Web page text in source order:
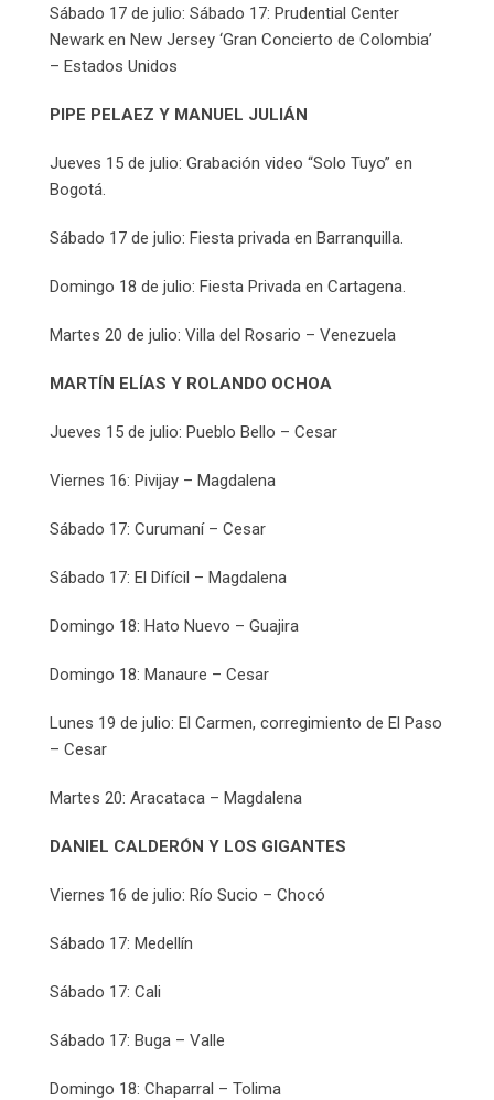
Sábado 17 de julio: Sábado 17: Prudential Center
Newark en New Jersey ‘Gran Concierto de Colombia’
– Estados Unidos
PIPE PELAEZ Y MANUEL JULIÁN
Jueves 15 de julio: Grabación video “Solo Tuyo” en
Bogotá.
Sábado 17 de julio: Fiesta privada en Barranquilla.
Domingo 18 de julio: Fiesta Privada en Cartagena.
Martes 20 de julio: Villa del Rosario – Venezuela
MARTÍN ELÍAS Y ROLANDO OCHOA
Jueves 15 de julio: Pueblo Bello – Cesar
Viernes 16: Pivijay – Magdalena
Sábado 17: Curumaní – Cesar
Sábado 17: El Difícil – Magdalena
Domingo 18: Hato Nuevo – Guajira
Domingo 18: Manaure – Cesar
Lunes 19 de julio: El Carmen, corregimiento de El Paso
– Cesar
Martes 20: Aracataca – Magdalena
DANIEL CALDERÓN Y LOS GIGANTES
Viernes 16 de julio: Río Sucio – Chocó
Sábado 17: Medellín
Sábado 17: Cali
Sábado 17: Buga – Valle
Domingo 18: Chaparral – Tolima